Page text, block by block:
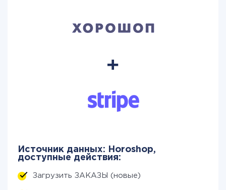
Источник данных: Horoshop,
доступные действия:
Загрузить ЗАКАЗЫ (новые)